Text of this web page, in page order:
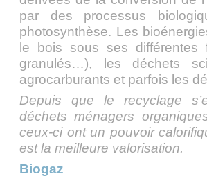
par des processus
photosynthèse. Les
le bois sous ses différentes
granulés…), les déchets
agrocarburants et parfois les
Depuis que le recyclage
déchets ménagers
ceux-ci ont un pouvoir
est la meilleure valorisation.
Biogaz